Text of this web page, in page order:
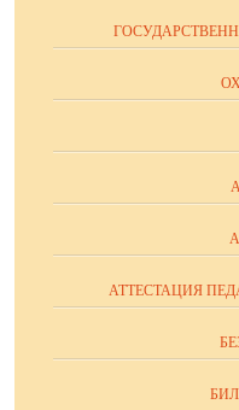
АТТЕСТАЦИЯ